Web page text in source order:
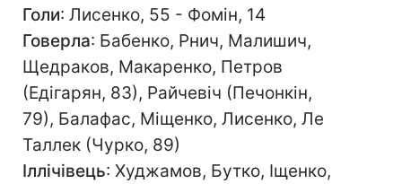
Голи: Лисенко, 55 - Фомін, 14
Говерла: Бабенко, Рнич, Малишич,
Щедраков, Макаренко, Петров
(Едігарян, 83), Райчевіч (Печонкін,
79), Балафас, Міщенко, Лисенко, Ле
Таллек (Чурко, 89)
Іллічівець: Худжамов, Бутко, Іщенко,